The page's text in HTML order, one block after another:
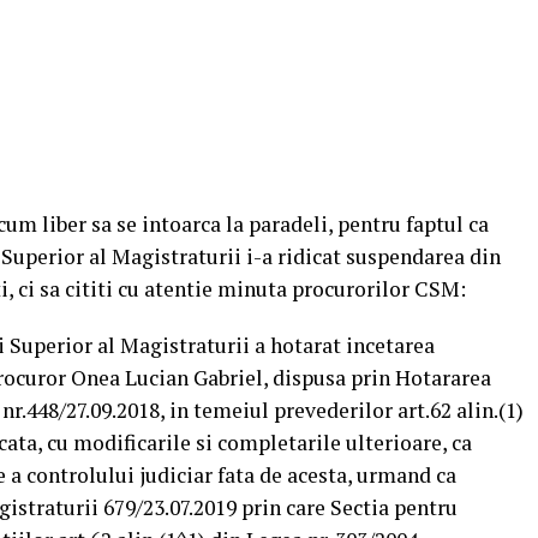
liber sa se intoarca la paradeli, pentru faptul ca
al Magistraturii i-a ridicat suspendarea din
ci sa cititi cu atentie minuta procurorilor CSM:
al Magistraturii a hotarat incetarea
Onea Lucian Gabriel, dispusa prin Hotararea
27.09.2018, in temeiul prevederilor art.62 alin.(1)
cu modificarile si completarile ulterioare, ca
controlului judiciar fata de acesta, urmand ca
679/23.07.2019 prin care Sectia pentru